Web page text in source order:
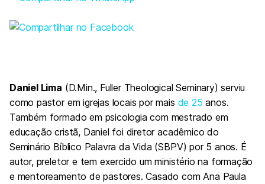
Daniel Lima (D.Min., Fuller Theological Seminary) serviu
como pastor em igrejas locais por mais de 25 anos.
Também formado em psicologia com mestrado em
educação cristã, Daniel foi diretor acadêmico do
Seminário Bíblico Palavra da Vida (SBPV) por 5 anos. É
autor, preletor e tem exercido um ministério na formação
e mentoreamento de pastores. Casado com Ana Paula